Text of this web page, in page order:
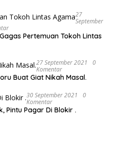
27
September
Pertemuan Tokoh Lintas
27 September 2021
0
Komentar
Buat Giat Nikah Masal.
30 September 2021
0
Komentar
Tolak Kepsek, Pintu Pagar Di Blokir .